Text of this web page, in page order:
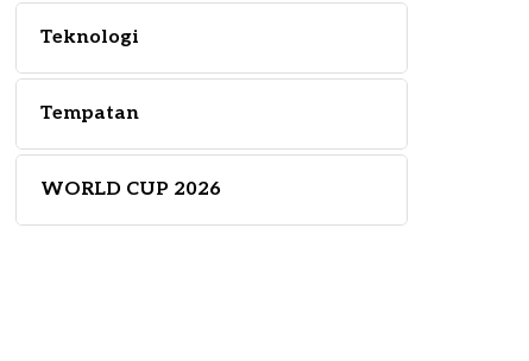
Teknologi
Tempatan
WORLD CUP 2026